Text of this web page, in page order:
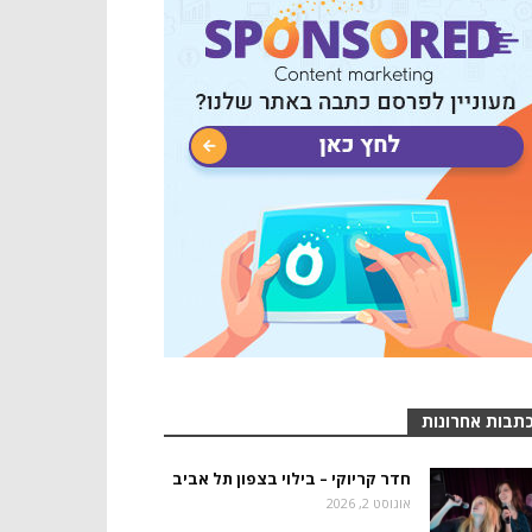
אחרונות
חדר קריוקי – בילוי בצפון תל אביב
אוגוסט 2, 2026